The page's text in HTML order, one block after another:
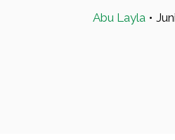
Abu Layla •